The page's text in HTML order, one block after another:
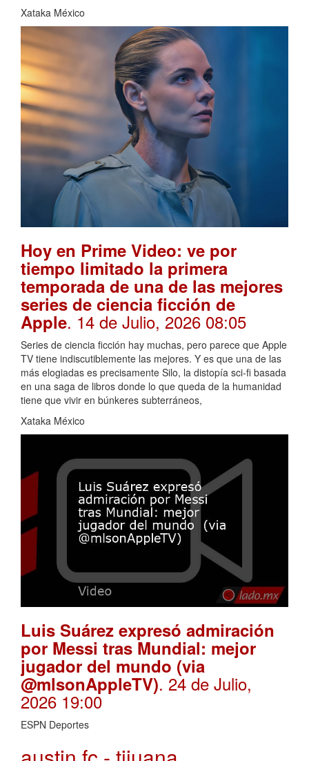
Xataka México
Hoy en Prime Video: ve por
tiempo limitado la primera
temporada de una de las mejores
series de ciencia ficción de
Apple. 14 de Julio, 2026 08:05
Series de ciencia ficción hay muchas, pero parece que Apple
TV tiene indiscutiblemente las mejores. Y es que una de las
más elogiadas es precisamente Silo, la distopía sci-fi basada
en una saga de libros donde lo que queda de la humanidad
tiene que vivir en búnkeres subterráneos,
Xataka México
Luis Suárez expresó admiración
por Messi tras Mundial: mejor
jugador del mundo (via
@mlsonAppleTV). 24 de Julio,
2026 19:00
ESPN Deportes